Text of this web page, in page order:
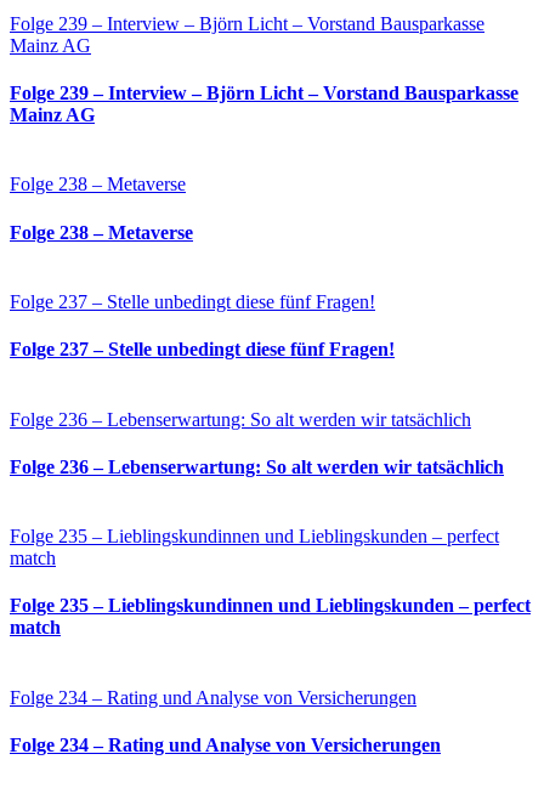
Folge 239 – Interview – Björn Licht – Vorstand Bausparkasse
Mainz AG
Folge 239 – Interview – Björn Licht – Vorstand Bausparkasse
Mainz AG
Folge 238 – Metaverse
Folge 238 – Metaverse
Folge 237 – Stelle unbedingt diese fünf Fragen!
Folge 237 – Stelle unbedingt diese fünf Fragen!
Folge 236 – Lebenserwartung: So alt werden wir tatsächlich
Folge 236 – Lebenserwartung: So alt werden wir tatsächlich
Folge 235 – Lieblingskundinnen und Lieblingskunden – perfect
match
Folge 235 – Lieblingskundinnen und Lieblingskunden – perfect
match
Folge 234 – Rating und Analyse von Versicherungen
Folge 234 – Rating und Analyse von Versicherungen